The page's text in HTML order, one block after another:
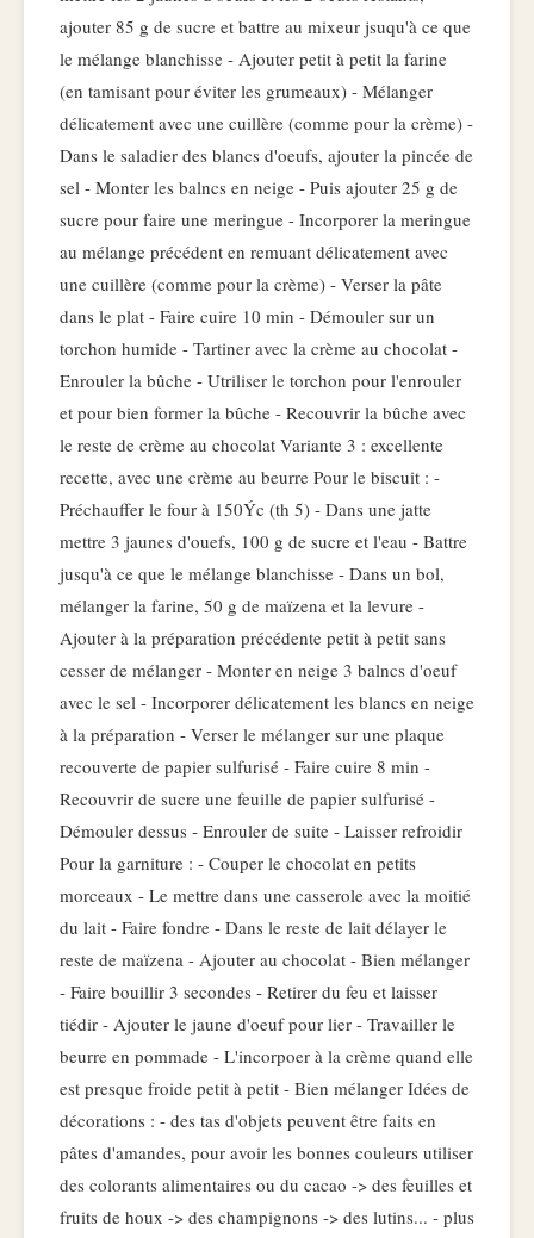
ajouter 85 g de sucre et battre au mixeur jsuqu'à ce que
le mélange blanchisse - Ajouter petit à petit la farine
(en tamisant pour éviter les grumeaux) - Mélanger
délicatement avec une cuillère (comme pour la crème) -
Dans le saladier des blancs d'oeufs, ajouter la pincée de
sel - Monter les balncs en neige - Puis ajouter 25 g de
sucre pour faire une meringue - Incorporer la meringue
au mélange précédent en remuant délicatement avec
une cuillère (comme pour la crème) - Verser la pâte
dans le plat - Faire cuire 10 min - Démouler sur un
torchon humide - Tartiner avec la crème au chocolat -
Enrouler la bûche - Utriliser le torchon pour l'enrouler
et pour bien former la bûche - Recouvrir la bûche avec
le reste de crème au chocolat Variante 3 : excellente
recette, avec une crème au beurre Pour le biscuit : -
Préchauffer le four à 150Ýc (th 5) - Dans une jatte
mettre 3 jaunes d'ouefs, 100 g de sucre et l'eau - Battre
jusqu'à ce que le mélange blanchisse - Dans un bol,
mélanger la farine, 50 g de maïzena et la levure -
Ajouter à la préparation précédente petit à petit sans
cesser de mélanger - Monter en neige 3 balncs d'oeuf
avec le sel - Incorporer délicatement les blancs en neige
à la préparation - Verser le mélanger sur une plaque
recouverte de papier sulfurisé - Faire cuire 8 min -
Recouvrir de sucre une feuille de papier sulfurisé -
Démouler dessus - Enrouler de suite - Laisser refroidir
Pour la garniture : - Couper le chocolat en petits
morceaux - Le mettre dans une casserole avec la moitié
du lait - Faire fondre - Dans le reste de lait délayer le
reste de maïzena - Ajouter au chocolat - Bien mélanger
- Faire bouillir 3 secondes - Retirer du feu et laisser
tiédir - Ajouter le jaune d'oeuf pour lier - Travailler le
beurre en pommade - L'incorpoer à la crème quand elle
est presque froide petit à petit - Bien mélanger Idées de
décorations : - des tas d'objets peuvent être faits en
pâtes d'amandes, pour avoir les bonnes couleurs utiliser
des colorants alimentaires ou du cacao -> des feuilles et
fruits de houx -> des champignons -> des lutins... - plus